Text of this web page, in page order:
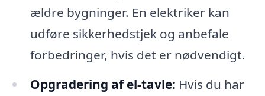
ældre bygninger. En elektriker kan
udføre sikkerhedstjek og anbefale
forbedringer, hvis det er nødvendigt.
Opgradering af el-tavle: Hvis du har